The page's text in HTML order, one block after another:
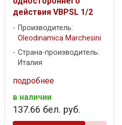
действия VBPSL 1/2
Производитель:
Oleodinamica Marchesini
Страна-производитель:
Италия
подробнее
в наличии
137.66 бел. руб.